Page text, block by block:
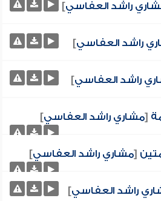
راشد العفاسي]
راشد العفاسي]
راشد العفاسي]
[مشاري راشد العفاسي]
[مشاري راشد العفاسي]
راشد العفاسي]